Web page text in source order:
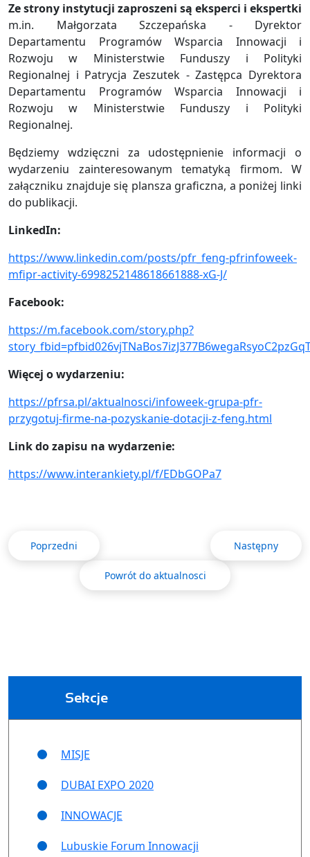
Ze strony instytucji zaproszeni są eksperci i ekspertki
m.in. Małgorzata Szczepańska - Dyrektor
Departamentu Programów Wsparcia Innowacji i
Rozwoju w Ministerstwie Funduszy i Polityki
Regionalnej i Patrycja Zeszutek - Zastępca Dyrektora
Departamentu Programów Wsparcia Innowacji i
Rozwoju w Ministerstwie Funduszy i Polityki
Regionalnej.
Będziemy wdzięczni za udostępnienie informacji o
wydarzeniu zainteresowanym tematyką firmom. W
załączniku znajduje się plansza graficzna, a poniżej linki
do publikacji.
LinkedIn:
https://www.linkedin.com/posts/pfr_feng-pfrinfoweek-
mfipr-activity-6998252148618661888-xG-J/
Facebook:
https://m.facebook.com/story.php?
Więcej o wydarzeniu:
https://pfrsa.pl/aktualnosci/infoweek-grupa-pfr-
przygotuj-firme-na-pozyskanie-dotacji-z-feng.html
Link do zapisu na wydarzenie:
https://www.interankiety.pl/f/EDbGOPa7
Poprzedni Następny
Powrót do aktualnosci
Sekcje
MISJE
DUBAI EXPO 2020
INNOWACJE
Lubuskie Forum Innowacji